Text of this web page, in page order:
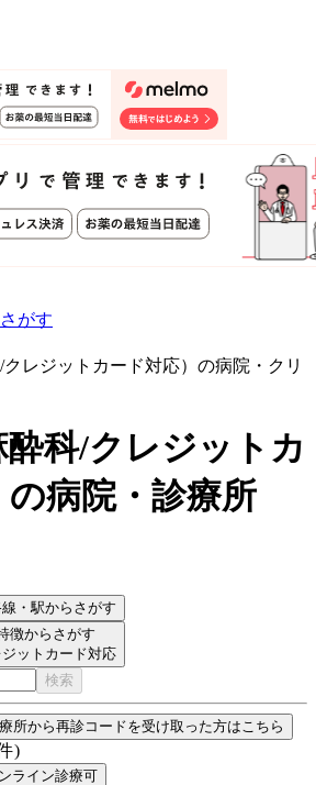
がす
レジットカード対応）の病院・クリ
酔科/クレジットカ
の病院・診療所
線・駅からさがす
徴からさがす
ジットカード対応
検索
所から再診コードを受け取った方はこちら
)
ライン診療可